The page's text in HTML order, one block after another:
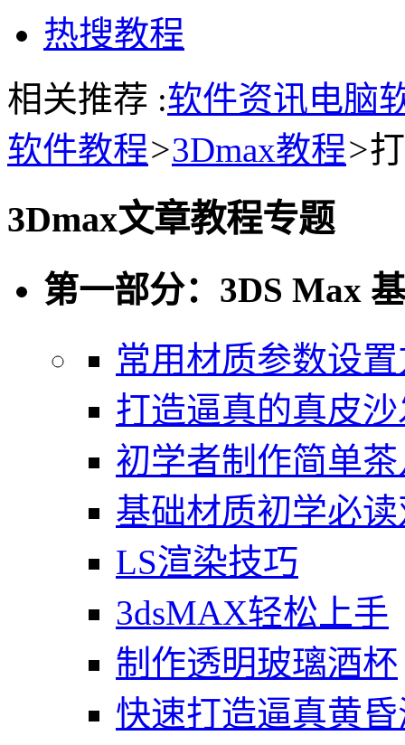
热搜教程
相关推荐 :软件资讯电脑
软件教程>3Dmax教程>
3Dmax文章教程专题
第一部分：3DS Max
常用材质参数设
打造逼真的真皮
初学者制作简单
基础材质初学必
LS渲染技巧
3dsMAX轻松上手
制作透明玻璃酒杯
快速打造逼真黄